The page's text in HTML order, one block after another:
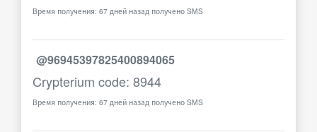
Время получения: 67 дней назад получено SMS
@96945397825400894065
Crypterium code: 8944
Время получения: 67 дней назад получено SMS